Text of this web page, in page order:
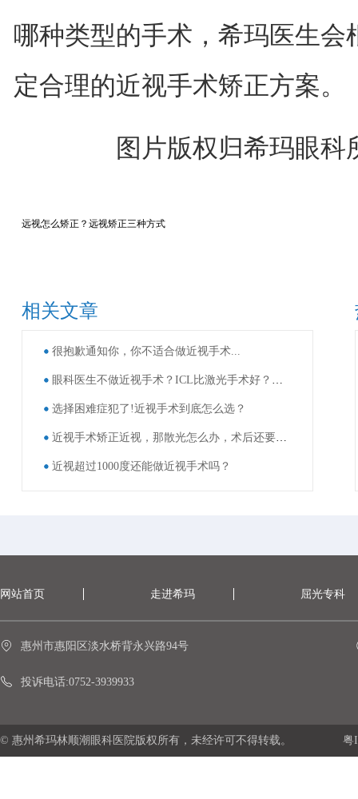
哪种类型的手术，希玛医生
定合理的近视手术矫正方案。
图片版权归希玛眼科
远视怎么矫正？远视矫正三种方式
相关文章
很抱歉通知你，你不适合做近视手术...
眼科医生不做近视手术？ICL比激光手术好？这些近视手术谣言，别再信了！
选择困难症犯了!近视手术到底怎么选？
近视手术矫正近视，那散光怎么办，术后还要戴眼镜吗？
近视超过1000度还能做近视手术吗？
网站首页 走进希玛 屈光专科
惠州市惠阳区淡水桥背永兴路94号
投诉电话:0752-3939933
© 惠州希玛林顺潮眼科医院版权所有，未经许可不得转载。 粤